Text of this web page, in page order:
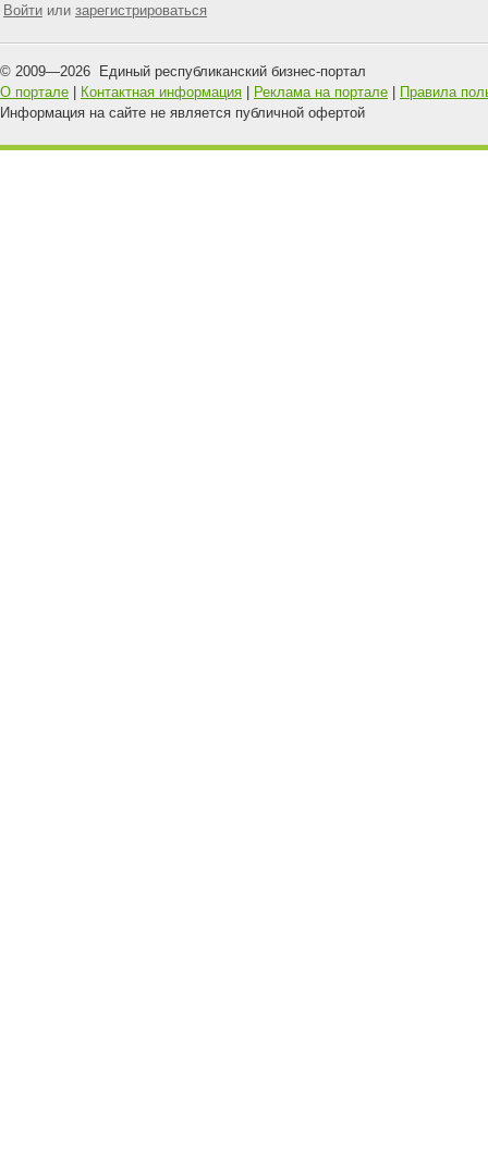
Войти или зарегистрироваться
© 2009—2026 Единый республиканский бизнес-портал
О портале
Контактная информация Реклама на портале
Правила
Информация на сайте не является публичной офертой